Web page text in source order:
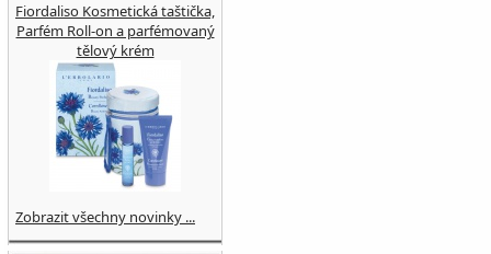
Fiordaliso Kosmetická taštička,
Parfém Roll-on a parfémovaný
tělový krém
Zobrazit všechny novinky ...